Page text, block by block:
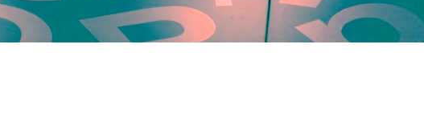
COLECȚII